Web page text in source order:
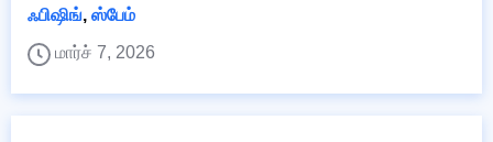
ஃபிஷிங், ஸ்பேம்
மார்ச் 7, 2026